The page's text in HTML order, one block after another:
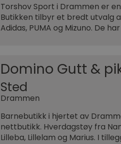
Torshov Sport i Drammen er
Butikken tilbyr et bredt utvalg
Adidas, PUMA og Mizuno. De
Domino Gutt &
Sted
Drammen
Barnebutikk i hjertet av
nettbutikk. Hverdagstøy fra
Lilleba, Lillelam og Marius. I